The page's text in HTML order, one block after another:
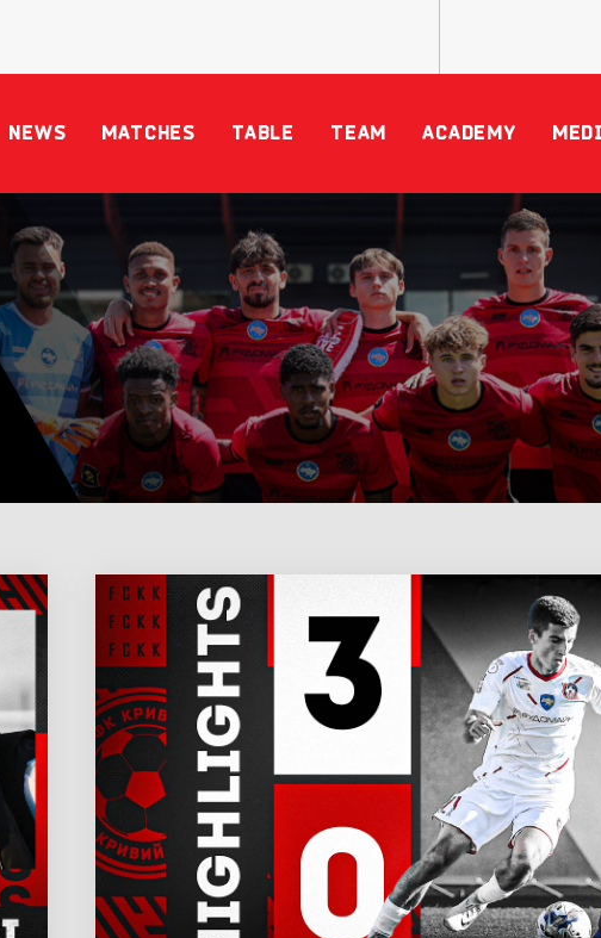
NEWS MATCHES TABLE TEAM ACADEMY